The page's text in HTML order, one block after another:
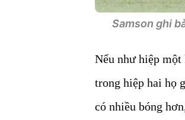
Samson ghi
Nếu như hiệp
trong hiệp hai họ
có nhiều bóng